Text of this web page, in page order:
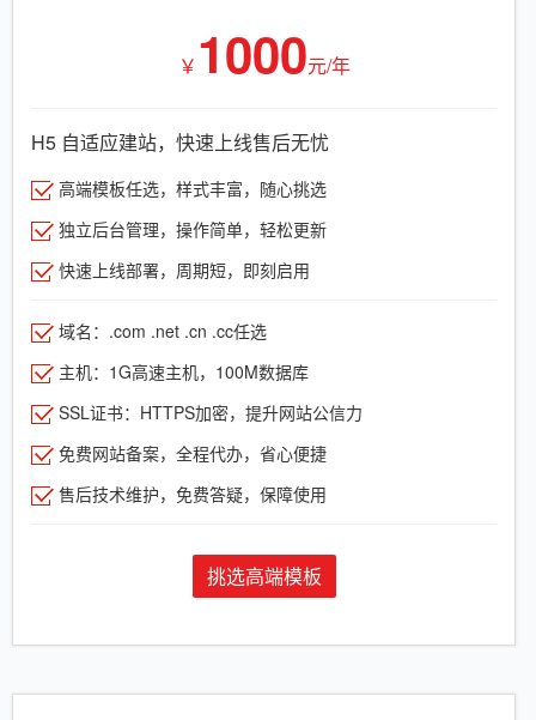
￥ 1000元/年
H5 自适应建站，快速上线售后无忧
高端模板任选，样式丰富，随心挑选
独立后台管理，操作简单，轻松更新
快速上线部署，周期短，即刻启用
域名：.com .net .cn .cc任选
主机：1G高速主机，100M数据库
SSL证书：HTTPS加密，提升网站公信力
免费网站备案，全程代办，省心便捷
售后技术维护，免费答疑，保障使用
挑选高端模板